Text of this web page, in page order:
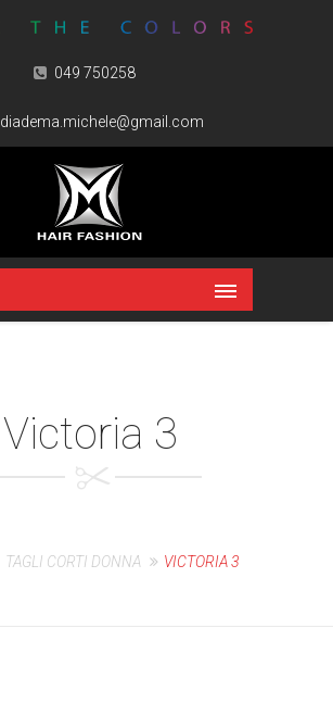
049 750258
diadema.michele@gmail.com
Victoria 3
TAGLI CORTI DONNA VICTORIA 3